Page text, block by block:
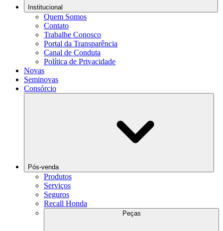
Institucional
Quem Somos
Contato
Trabalhe Conosco
Portal da Transparência
Canal de Conduta
Política de Privacidade
Novas
Seminovas
Consórcio
Pós-venda
Produtos
Serviços
Seguros
Recall Honda